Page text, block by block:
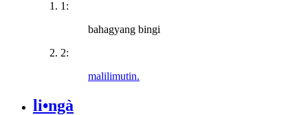
1:
bahagyang bingi
2:
malilimutin.
li•ngà